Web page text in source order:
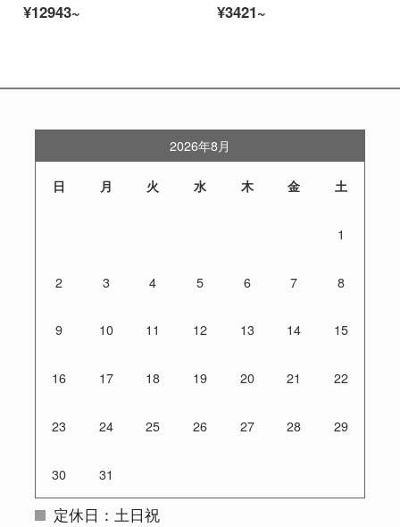
¥12943~
¥3421~
2026年8月
日 月 火 水 木 金 土
1
2 3 4 5 6 7 8
9 10 11 12 13 14 15
16 17 18 19 20 21 22
23 24 25 26 27 28 29
30 31
定休日：土日祝